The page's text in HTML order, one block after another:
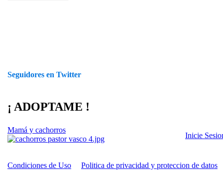
Seguidores en Twitter
¡ ADOPTAME !
Mamá y cachorros
Inicie
Condiciones de Uso Politica de privacidad y proteccion de datos